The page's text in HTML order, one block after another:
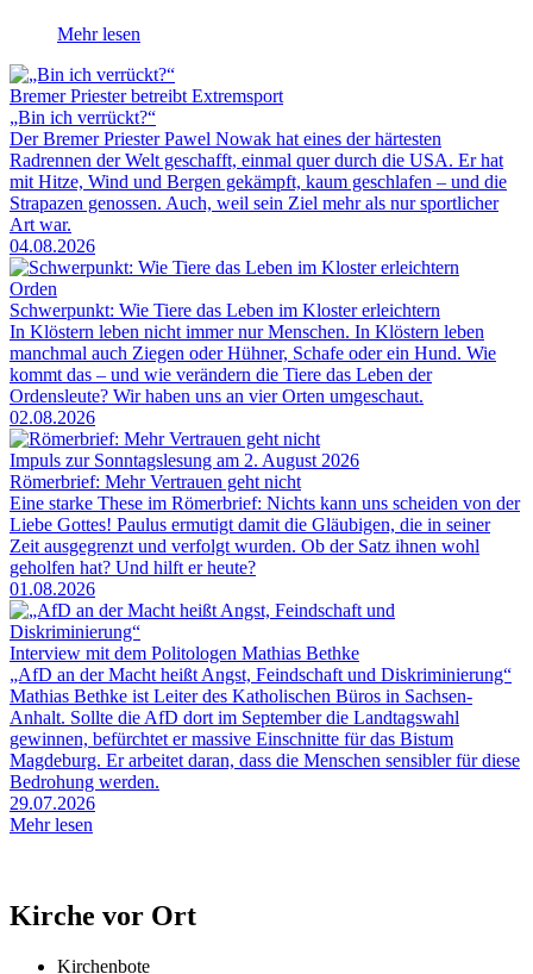
Mehr lesen
Bremer Priester betreibt Extremsport
„Bin ich verrückt?“
Der Bremer Priester Pawel Nowak hat eines der härtesten
Radrennen der Welt geschafft, einmal quer durch die USA. Er hat
mit Hitze, Wind und Bergen gekämpft, kaum geschlafen – und die
Strapazen genossen. Auch, weil sein Ziel mehr als nur sportlicher
Art war.
04.08.2026
Orden
Schwerpunkt: Wie Tiere das Leben im Kloster erleichtern
In Klöstern leben nicht immer nur Menschen. In Klöstern leben
manchmal auch Ziegen oder Hühner, Schafe oder ein Hund. Wie
kommt das – und wie verändern die Tiere das Leben der
Ordensleute? Wir haben uns an vier Orten umgeschaut.
02.08.2026
Impuls zur Sonntagslesung am 2. August 2026
Römerbrief: Mehr Vertrauen geht nicht
Eine starke These im Römerbrief: Nichts kann uns scheiden von der
Liebe Gottes! Paulus ermutigt damit die Gläubigen, die in seiner
Zeit ausgegrenzt und verfolgt wurden. Ob der Satz ihnen wohl
geholfen hat? Und hilft er heute?
01.08.2026
Interview mit dem Politologen Mathias Bethke
„AfD an der Macht heißt Angst, Feindschaft und Diskriminierung“
Mathias Bethke ist Leiter des Katholischen Büros in Sachsen-
Anhalt. Sollte die AfD dort im September die Landtagswahl
gewinnen, befürchtet er massive Einschnitte für das Bistum
Magdeburg. Er arbeitet daran, dass die Menschen sensibler für diese
Bedrohung werden.
29.07.2026
Mehr lesen
Kirche vor Ort
Kirchenbote